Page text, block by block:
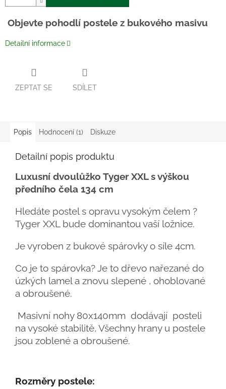
Objevte pohodlí postele z bukového masivu
Detailní informace
ZEPTAT SE SDÍLET
Popis Hodnocení (1) Diskuze
Detailní popis produktu
Luxusní dvoulůžko Tyger XXL s výškou
předního čela 134 cm
Hledáte postel s opravu vysokým čelem ?
Tyger XXL bude dominantou vaší ložnice.
Je vyroben z bukové spárovky o síle 4cm.
Co je to spárovka? Je to dřevo nařezané do
úzkých lamel a znovu slepené , ohoblované
a obroušené.
Masivní nohy 80x140mm dodávají posteli
na vysoké stabilitě, Všechny hrany u postele
jsou zoblené a obroušené.
Rozměry postele: